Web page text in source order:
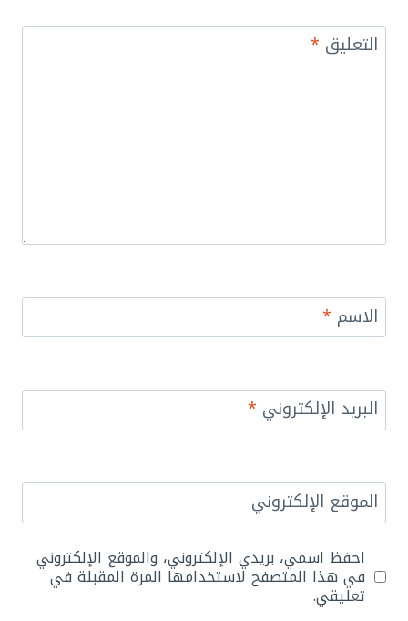
التعليق *
الاسم *
البريد الإلكتروني *
الموقع الإلكتروني
احفظ اسمي، بريدي الإلكتروني، والموقع الإلكتروني
في هذا المتصفح لاستخدامها المرة المقبلة في
تعليقي.